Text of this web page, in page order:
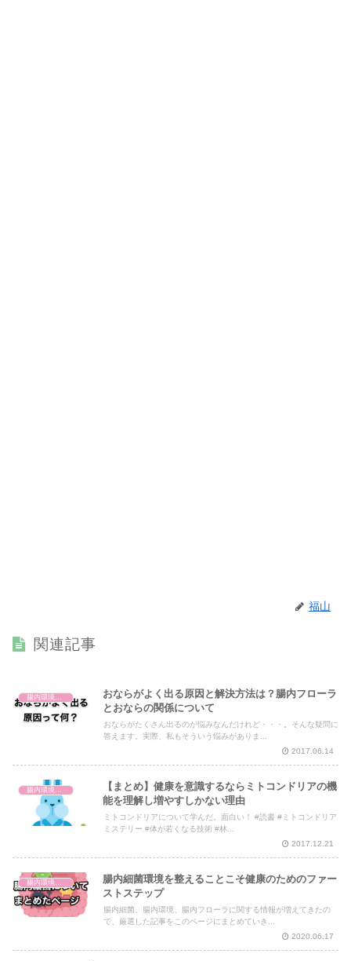
福山
関連記事
腸内環境と体の仕組み
おならがよく出る原因と解決方法は？腸内フローラ
とおならの関係について
おならがたくさん出るのが悩みなんだけれど・・・。そんな疑問に
答えます。実際、私もそういう悩みがありま...
2017.06.14
【まとめ】健康を意識するならミトコンドリアの機
能を理解し増やすしかない理由
ミトコンドリアについて学んだ。面白い！ #読書 #ミトコンドリア
ミステリー #体が若くなる技術 #林...
2017.12.21
腸内細菌環境を整えることこそ健康のためのファー
ストステップ
腸内細菌、腸内環境、腸内フローラに関する情報が増えてきたの
で、厳選した記事をこのページにまとめていき...
2020.06.17